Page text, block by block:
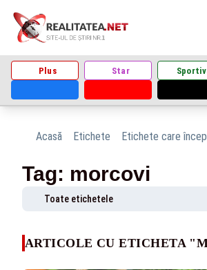
Plus Star
Acasă Etichete Etichete care
Tag: morcovi
Toate etichetele
ARTICOLE CU ETICHETA